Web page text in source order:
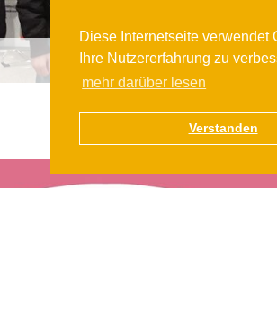
Diese Internetseite verwendet
Ihre Nutzererfahrung zu
mehr darüber lesen
Verstanden